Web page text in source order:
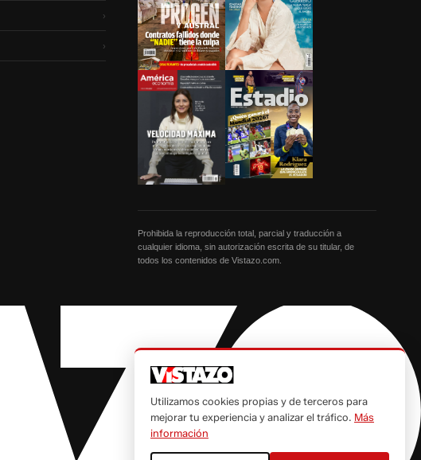
›
›
Prohibida la reproducción total, parcial y traducción a
cualquier idioma, sin autorización escrita de su titular, de
todos los contenidos de Vistazo.com.
Utilizamos cookies propias y de terceros para
mejorar tu experiencia y analizar el tráfico. Más
información